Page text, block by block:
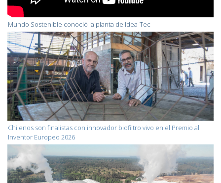
Mundo Sostenible conoció la planta de Idea-Tec
Chilenos son finalistas con innovador biofiltro vivo en el Premio al
Inventor Europeo 2026